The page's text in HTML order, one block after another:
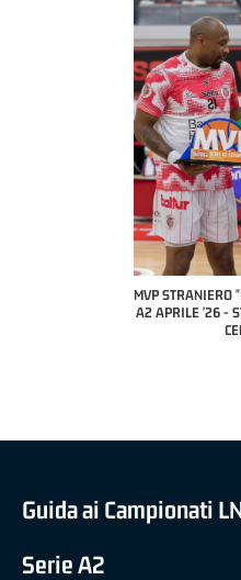
"FRATELLI BERETTA"
- STACY DAVIS (SELLA
MVP
DILAS B
MARCO
Guida ai Campionati
Serie A2